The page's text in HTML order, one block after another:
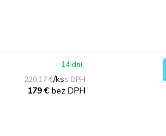
220,17 €/ks
179 €bez DPH
14 dní